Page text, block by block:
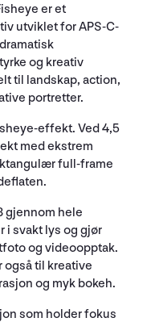
er et
utviklet for APS-C-
og kreativ
til landskap, action,
portretter.
effekt. Ved 4,5
med ekstrem
full-frame
gjennom hele
i svakt lys og gjør
og videoopptak.
også til kreative
og myk bokeh.
som holder fokus